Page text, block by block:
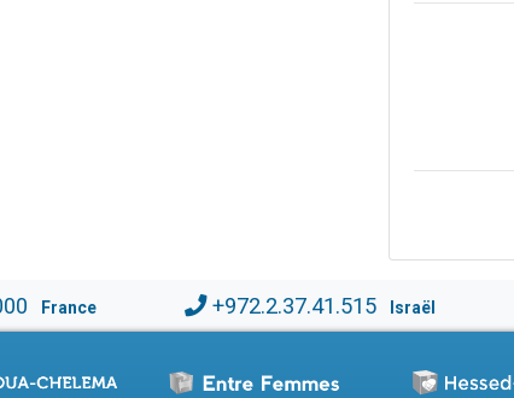
France +972.2.37.41.515 Israël